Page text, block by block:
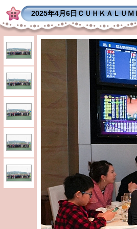
2025年4月6日ＣＵＨＫＡＬＵＭ